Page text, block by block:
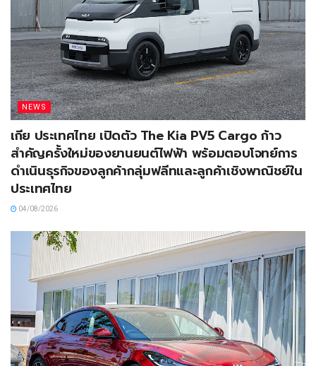
NEWS
เกีย ประเทศไทย เปิดตัว The Kia PV5 Cargo ก้าว
สำคัญครั้งใหม่ของยานยนต์ไฟฟ้า พร้อมตอบโจทย์การ
ดำเนินธุรกิจของลูกค้ากลุ่มฟลีทและลูกค้าเชิงพาณิชย์ใน
ประเทศไทย
04/08/2026